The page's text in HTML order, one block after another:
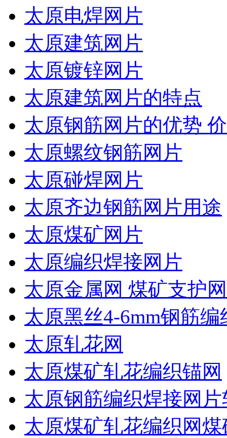
太原电焊网片
太原建筑网片
太原镀锌网片
太原建筑网片的特点
太原钢筋网片的优势
太原螺纹钢筋网片
太原碰焊网片
太原齐边钢筋网片用途
太原煤矿网片
太原编织焊接网片
太原金属网 煤矿支护
太原黑丝4-6mm钢筋
太原轧花网
太原煤矿轧花编织锚网
太原钢筋编织焊接网
太原煤矿轧花编织网